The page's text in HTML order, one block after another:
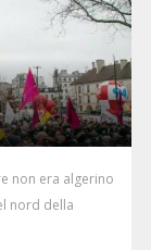
non era algerino
nord della